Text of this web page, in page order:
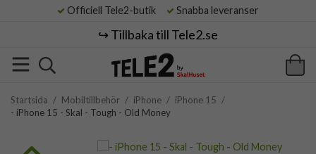
Officiell Tele2-butik Snabba leveranser
↪️ Tillbaka till Tele2.se
Startsida / Mobiltillbehör / iPhone / iPhone 15 /
- iPhone 15 - Skal - Tough - Old Money